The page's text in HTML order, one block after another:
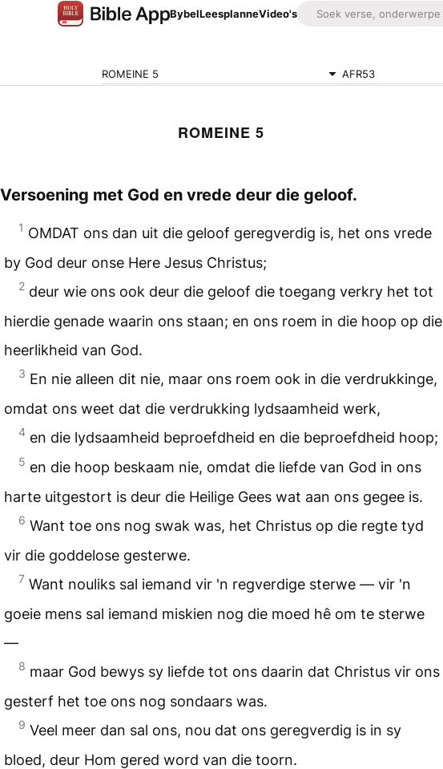
BybelLeesplanneVideo's
ROMEINE 5 AFR53
ROMEINE 5
Versoening met God en vrede deur die geloof.
1 OMDAT ons dan uit die geloof geregverdig is, het ons vrede
by God deur onse Here Jesus Christus;
2 deur wie ons ook deur die geloof die toegang verkry het tot
hierdie genade waarin ons staan; en ons roem in die hoop op die
heerlikheid van God.
3 En nie alleen dit nie, maar ons roem ook in die verdrukkinge,
omdat ons weet dat die verdrukking lydsaamheid werk,
4 en die lydsaamheid beproefdheid en die beproefdheid hoop;
5 en die hoop beskaam nie, omdat die liefde van God in ons
harte uitgestort is deur die Heilige Gees wat aan ons gegee is.
6 Want toe ons nog swak was, het Christus op die regte tyd
vir die goddelose gesterwe.
7 Want nouliks sal iemand vir 'n regverdige sterwe — vir 'n
goeie mens sal iemand miskien nog die moed hê om te sterwe
—
8 maar God bewys sy liefde tot ons daarin dat Christus vir ons
gesterf het toe ons nog sondaars was.
9 Veel meer dan sal ons, nou dat ons geregverdig is in sy
bloed, deur Hom gered word van die toorn.